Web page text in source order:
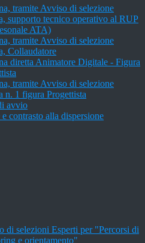
tramite Avviso di selezione
supporto tecnico operativo al RUP
ATA)
tramite Avviso di selezione
Collaudatore
diretta Animatore Digitale - Figura
tramite Avviso di selezione
n. 1 figura Progettista
avvio
contrasto alla dispersione
di selezioni Esperti per "Percorsi di
e orientamento"